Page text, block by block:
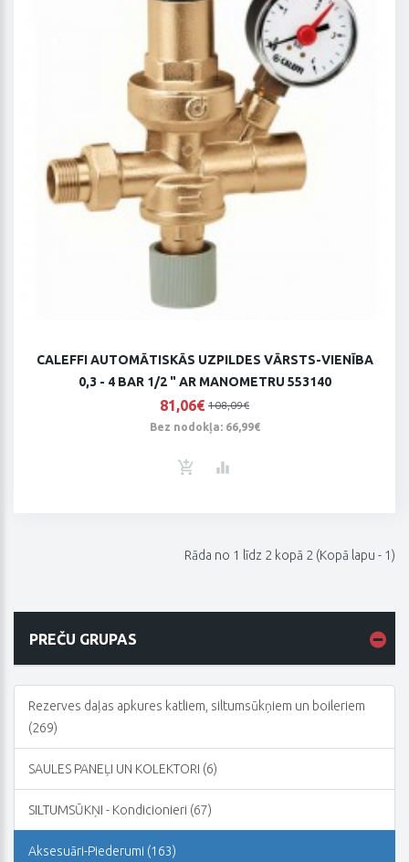
CALEFFI AUTOMĀTISKĀS UZPILDES VĀRSTS-VIENĪBA
0,3 - 4 BAR 1/2 " AR MANOMETRU 553140
81,06€ 108,09€
Bez nodokļa: 66,99€
Rāda no 1 līdz 2 kopā 2 (Kopā lapu - 1)
PREČU GRUPAS
Rezerves daļas apkures katliem, siltumsūkņiem un boileriem
(269)
SAULES PANEĻI UN KOLEKTORI (6)
SILTUMSŪKŅI - Kondicionieri (67)
Aksesuāri-Piederumi (163)